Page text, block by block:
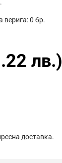
верига:0 бр.
лв.)
доставка.